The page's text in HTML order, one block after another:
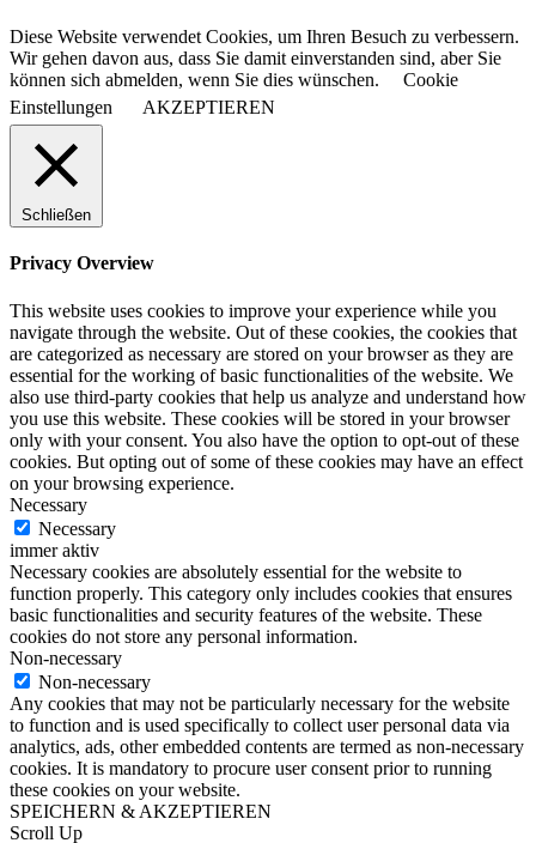
Diese Website verwendet Cookies, um Ihren Besuch zu verbessern.
Wir gehen davon aus, dass Sie damit einverstanden sind, aber Sie
können sich abmelden, wenn Sie dies wünschen.
Cookie
Einstellungen
AKZEPTIEREN
Schließen
Privacy Overview
This website uses cookies to improve your experience while you
navigate through the website. Out of these cookies, the cookies that
are categorized as necessary are stored on your browser as they are
essential for the working of basic functionalities of the website. We
also use third-party cookies that help us analyze and understand how
you use this website. These cookies will be stored in your browser
only with your consent. You also have the option to opt-out of these
cookies. But opting out of some of these cookies may have an effect
on your browsing experience.
Necessary
Necessary
immer aktiv
Necessary cookies are absolutely essential for the website to
function properly. This category only includes cookies that ensures
basic functionalities and security features of the website. These
cookies do not store any personal information.
Non-necessary
Non-necessary
Any cookies that may not be particularly necessary for the website
to function and is used specifically to collect user personal data via
analytics, ads, other embedded contents are termed as non-necessary
cookies. It is mandatory to procure user consent prior to running
these cookies on your website.
SPEICHERN & AKZEPTIEREN
Scroll Up